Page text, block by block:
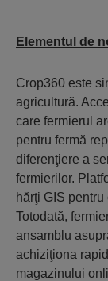
Elementul de
Crop360 este
agricultură.
care fermierul
pentru fermă
diferenţiere a
fermierilor.
hărţi GIS
Totodată,
ansamblu
achiziţiona
magazinului